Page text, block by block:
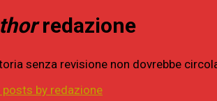
redazione
senza revisione non dovrebbe
posts by redazione